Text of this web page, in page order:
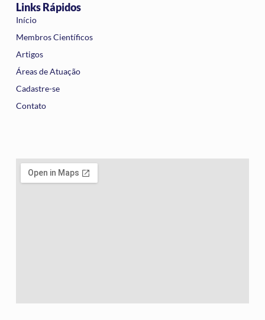
Links Rápidos
Início
Membros Científicos
Artigos
Áreas de Atuação
Cadastre-se
Contato